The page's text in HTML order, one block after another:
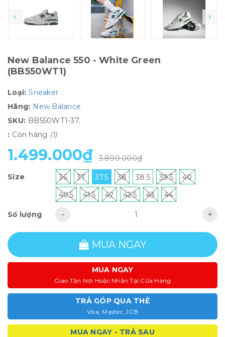
New Balance 550 - White Green
(BB550WT1)
Loại: Sneaker
Hãng: New Balance
SKU: BB550WT1-37.
: Còn hàng (1)
1.499.000₫ 3.890.000₫
Size 36 37 37.5 38 38.5 39.5
40
40.5
41.5 42 42.5 43 44
Số lượng - +
MUA NGAY
MUA NGAY
Giao Tận Nơi Hoặc Nhận Tại Cửa Hàng
TRẢ GÓP QUA THẺ
Visa, Master, JCB
MUA NGAY - TRẢ SAU